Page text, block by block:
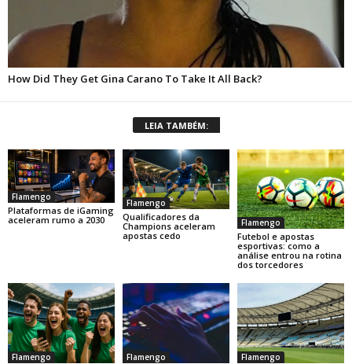
LEIA TAMBÉM:
Flamengo
Plataformas de iGaming
aceleram rumo a 2030
Flamengo
Qualificadores da
Champions aceleram
apostas cedo
Flamengo
Futebol e apostas
esportivas: como a
análise entrou na rotina
dos torcedores
Flamengo Flamengo Flamengo